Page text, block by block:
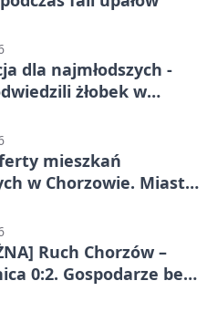
dla najmłodszych -
żłobek w
mieszkań
w Chorzowie. Miasto
Ruch Chorzów –
0:2. Gospodarze bez